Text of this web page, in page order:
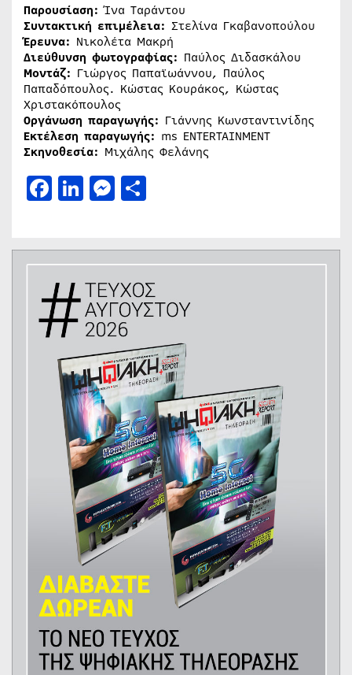
Παρουσίαση:Ίνα Ταράντου
Συντακτική επιμέλεια: Στελίνα Γκαβανοπούλου
Έρευνα: Νικολέτα Μακρή
Διεύθυνση φωτογραφίας: Παύλος Διδασκάλου
Μοντάζ: Γιώργος Παπαϊωάννου, Παύλος
Παπαδόπουλος. Κώστας Κουράκος, Κώστας
Χριστακόπουλος
Οργάνωση παραγωγής: Γιάννης Κωνσταντινίδης
Εκτέλεση παραγωγής: ms ENTERTAINMENT
Σκηνοθεσία: Μιχάλης Φελάνης
Facebook
LinkedIn
Messenger